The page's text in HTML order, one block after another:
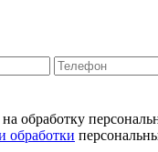
на обработку
обработки